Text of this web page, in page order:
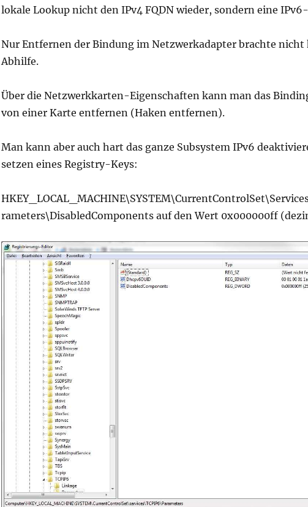
lokale Lookup nicht den IPv4 FQDN wieder, sondern eine
Nur Entfernen der Bindung im Netzwerkadapter brachte
Abhilfe.
Über die Netzwerkkarten-Eigenschaften kann man das
von einer Karte entfernen (Haken entfernen).
Man kann aber auch hart das ganze Subsystem IPv6
setzen eines Registry-Keys:
rameters\DisabledComponents auf den Wert 0x000000ff